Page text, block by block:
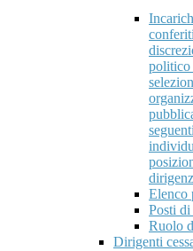
politico
Elenco
Posti
Ruolo
Dirigenti